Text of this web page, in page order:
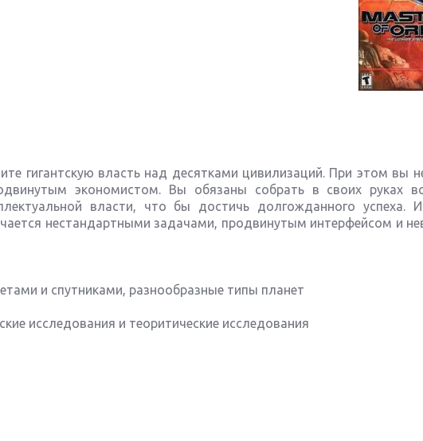
гигантскую власть над десятками цивилизаций. При этом вы
экономистом. Вы обязаны собрать в своих руках
власти, что бы достичь долгожданного успеха.
нестандартными задачами, продвинутым интерфейсом и
и спутниками, разнообразные типы планет
исследования и теоритические исследования